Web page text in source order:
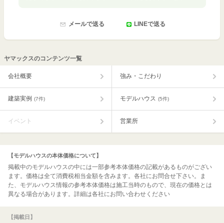
メールで送る LINEで送る
ヤマックスのコンテンツ一覧
会社概要 強み・こだわり
建築実例 (7件) モデルハウス (5件)
イベント 営業所
【モデルハウスの本体価格について】
掲載中のモデルハウスの中には一部参考本体価格の記載があるものがござい
ます。価格は全て消費税相当金額を含みます。各社にお問合せ下さい。ま
た、モデルハウス情報の参考本体価格は施工当時のもので、現在の価格とは
異なる場合があります。詳細は各社にお問い合わせください
【掲載日】